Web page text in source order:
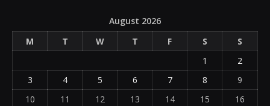
August 2026
M
T W T F S
S
1
2
3
4 5 6 7 8
9
10
11 12 13 14 15
16